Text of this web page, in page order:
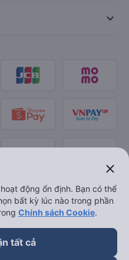
keyboard_arrow_down
close
động ổn định. Bạn có thể
bất kỳ lúc nào trong phần
Chính sách Cookie.
tất cả